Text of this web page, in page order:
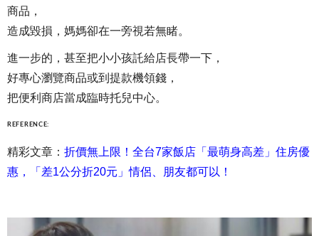
商品，
造成毀損，媽媽卻在一旁視若無睹。
進一步的，甚至把小小孩託給店長帶一下，
好專心瀏覽商品或到提款機領錢，
把便利商店當成臨時托兒中心。
REFERENCE:
精彩文章： 折價無上限！全台7家飯店「最萌身高差」住房優
惠，「差1公分折20元」情侶、朋友都可以！